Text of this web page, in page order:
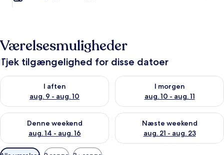
Værelsesmuligheder
Tjek tilgængelighed for disse datoer
I aften
aug. 9 - aug. 10
Tjek tilgængelighed for i aften aug. 9 - aug. 10
I morgen
aug. 10 - aug. 11
Tjek tilgængelighed for i
Denne weekend
aug. 14 - aug. 16
Tjek tilgængelighed for denne weekend aug. 14 - aug. 16
Næste weekend
aug. 21 - aug. 23
Tjek tilgængelighed for næste
Tilgængelige